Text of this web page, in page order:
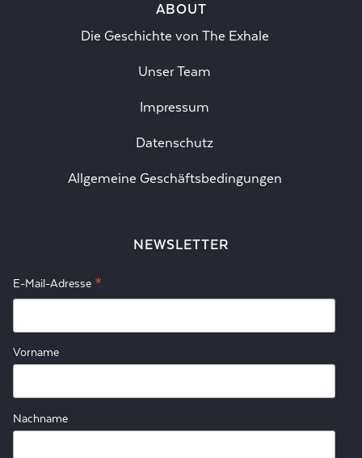
ABOUT
Die Geschichte von The Exhale
Unser Team
Impressum
Datenschutz
Allgemeine Geschäftsbedingungen
NEWSLETTER
E-Mail-Adresse *
Vorname
Nachname